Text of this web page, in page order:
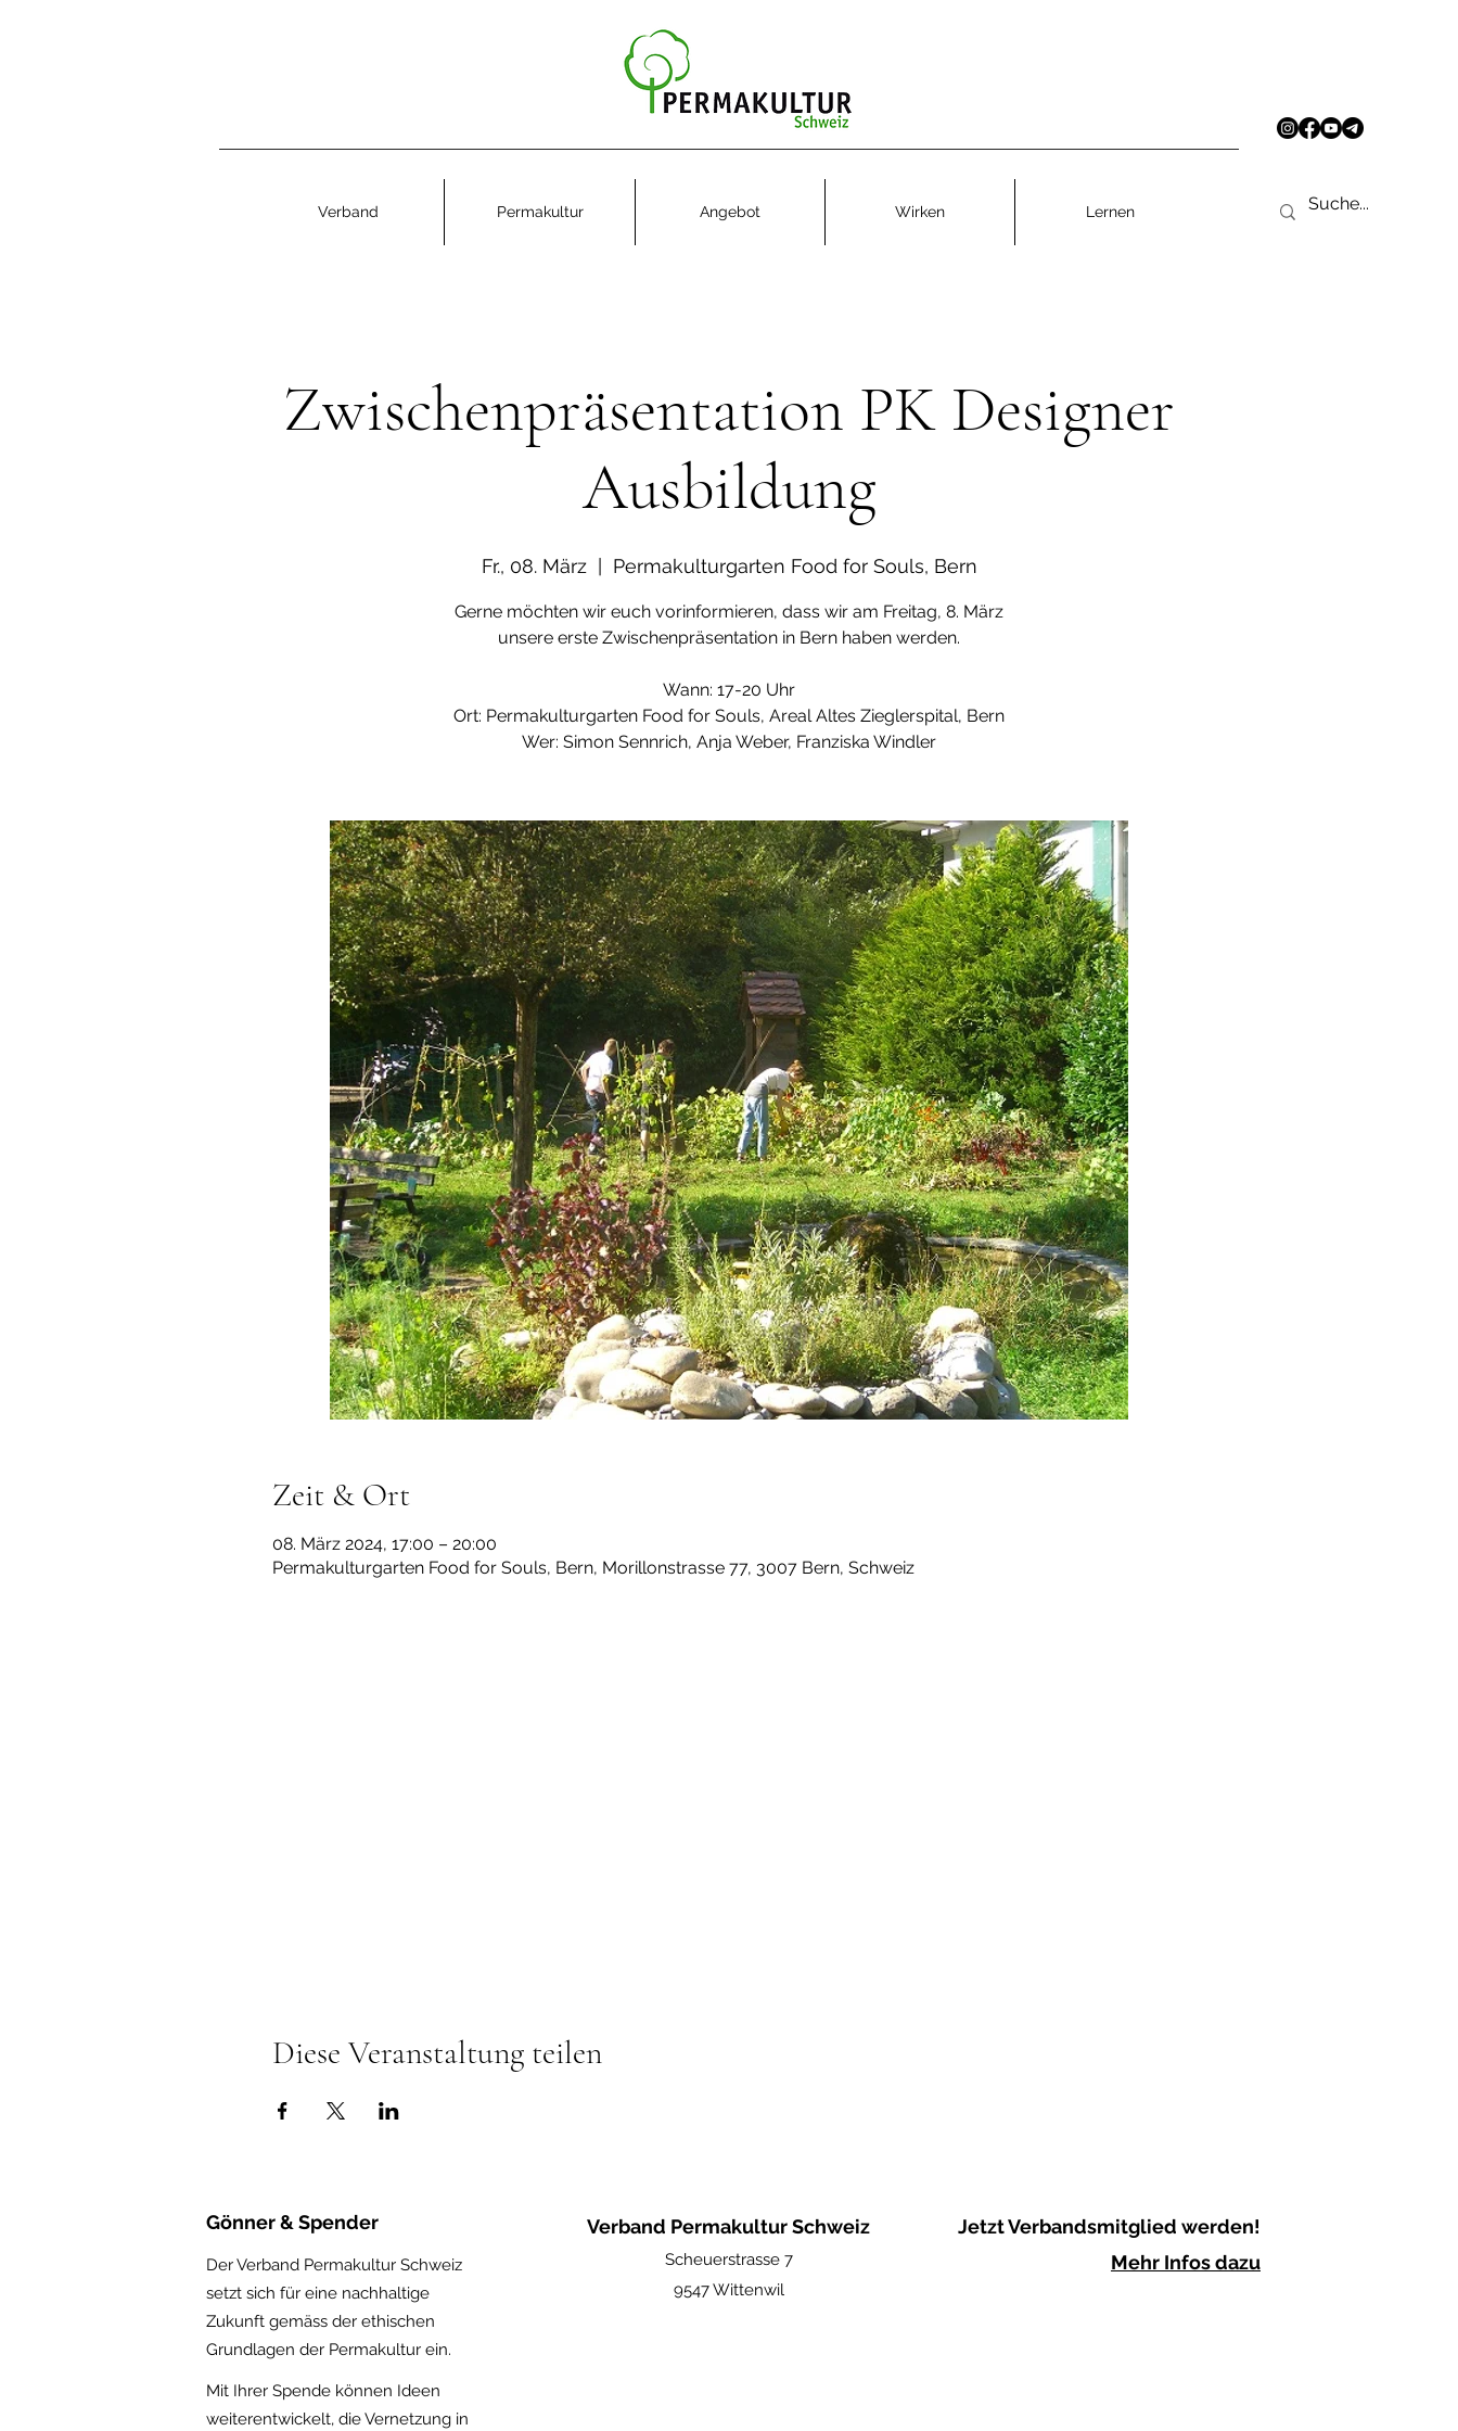
Verband Permakultur Angebot Wirken Lernen
Zwischenpräsentation PK Designer
Ausbildung
Fr., 08. März
  |
Permakulturgarten Food for Souls, Bern
Gerne möchten wir euch vorinformieren, dass wir am Freitag, 8. März
unsere erste Zwischenpräsentation in Bern haben werden.
Wann: 17-20 Uhr
Ort: Permakulturgarten Food for Souls, Areal Altes Zieglerspital, Bern
Wer: Simon Sennrich, Anja Weber, Franziska Windler
Zeit & Ort
08. März 2024, 17:00 – 20:00
Permakulturgarten Food for Souls, Bern, Morillonstrasse 77, 3007 Bern, Schweiz
Diese Veranstaltung teilen
Gönner & Spender
Der Verband Permakultur Schweiz
setzt sich für eine nachhaltige
Zukunft gemäss der ethischen
Grundlagen der Permakultur ein.
Mit Ihrer Spende können Ideen
weiterentwickelt, die Vernetzung in
Verband Permakultur Schweiz
Scheuerstrasse 7
9547 Wittenwil
Jetzt Verbandsmitglied werden!
Mehr Infos dazu